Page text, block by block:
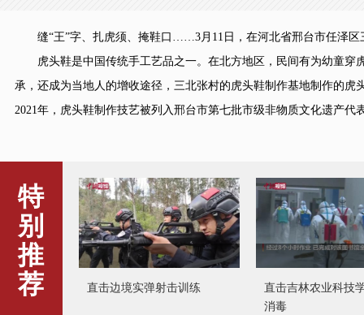
缝“王”字、扎虎须、掩鞋口……3月11日，在河北省邢台市任泽区
虎头鞋是中国传统手工艺品之一。在北方地区，民间有为幼童穿
承，还成为当地人的增收途径，三北张村的虎头鞋制作基地制作的
2021年，虎头鞋制作技艺被列入邢台市第七批市级非物质文化遗产
特
别
推
荐
直击边境实弹射击训练
直击吉林农业科技
消毒